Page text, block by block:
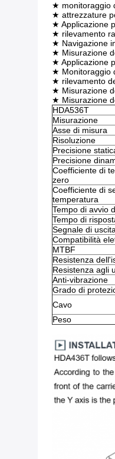
★ monitoraggio
★ attrezzature
★ Applicazione
★ rilevamento
★ Navigazione
★ Misurazione
★ Applicazione
★ Monitoraggio
★ rilevamento
★ Misurazione
★ Misurazione
HDA536T
Misurazione
Asse di misura
Risoluzione
Precisione
Precisione
Coefficiente di
zero
Coefficiente di
temperatura
Tempo di avvio
Tempo di
Segnale di uscita
Compatibilità
MTBF
Resistenza
Resistenza agli
Anti-vibrazione
Grado di
Cavo
Peso